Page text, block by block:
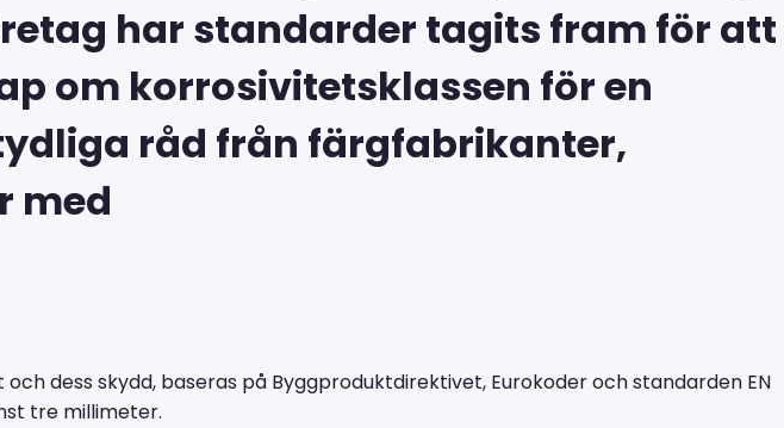
har standarder tagits fram för att
om korrosivitetsklassen för en
råd från färgfabrikanter,
med
dess skydd, baseras på Byggproduktdirektivet, Eurokoder och standarden EN
tre millimeter.